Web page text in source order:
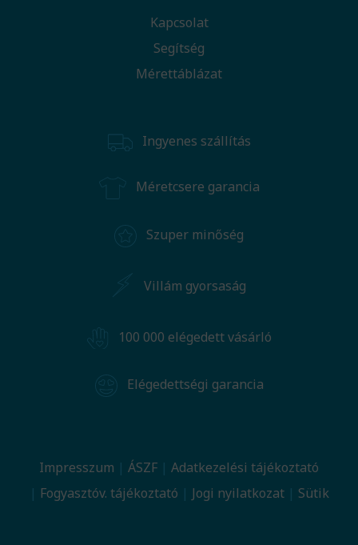
Kapcsolat
Segítség
Mérettáblázat
Ingyenes szállítás
Méretcsere garancia
Szuper minőség
Villám gyorsaság
100 000 elégedett vásárló
Elégedettségi garancia
Impresszum ÁSZF
Adatkezelési tájékoztató
Fogyasztóv. tájékoztató
Jogi nyilatkozat Sütik